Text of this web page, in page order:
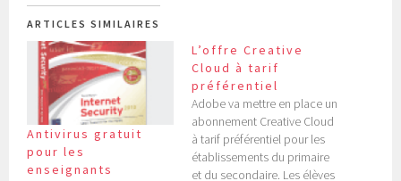
ARTICLES SIMILAIRES
Antivirus gratuit
pour les
enseignants
L’offre Creative
Cloud à tarif
préférentiel
Adobe va mettre en place un
abonnement Creative Cloud
à tarif préférentiel pour les
établissements du primaire
et du secondaire. Les élèves